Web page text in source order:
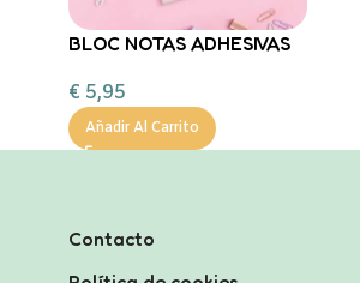
BLOC NOTAS ADHESIVAS
€ 5,95
Añadir Al Carrito
Contacto